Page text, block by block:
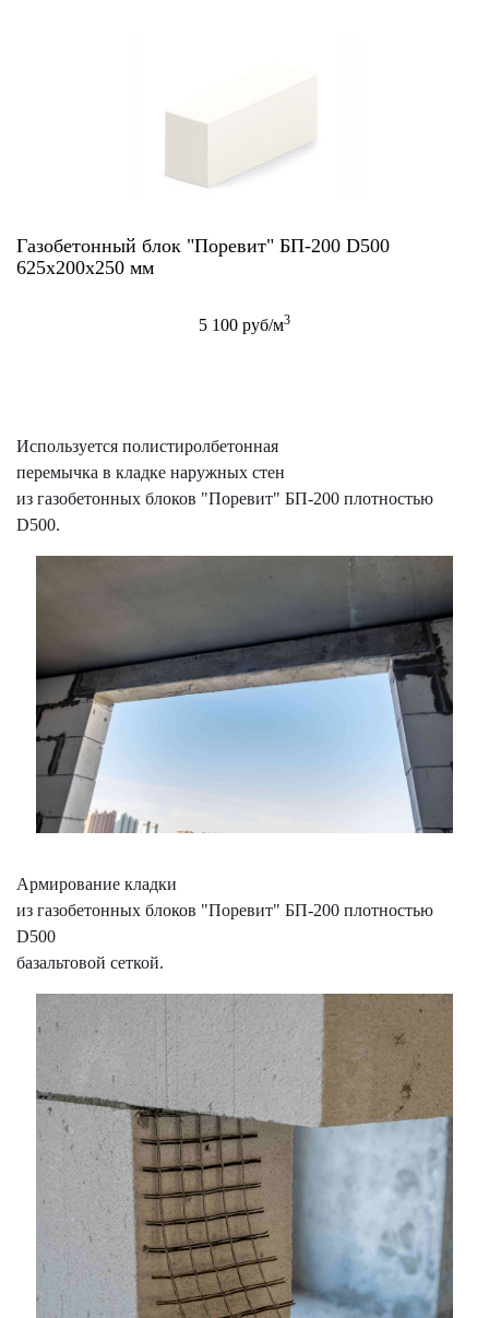
Газобетонный блок "Поревит" БП-200 D500
625х200х250 мм
5 100 руб/м3
Используется полистиролбетонная
перемычка в кладке наружных стен
из газобетонных блоков "Поревит" БП-200 плотностью
D500.
Армирование кладки
из газобетонных блоков "Поревит" БП-200 плотностью
D500
базальтовой сеткой.